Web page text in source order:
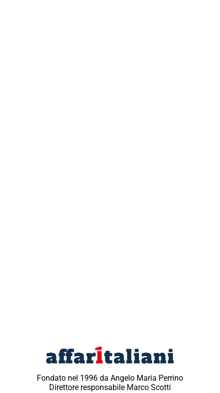
Fondato nel 1996 da Angelo Maria Perrino
Direttore responsabile Marco Scotti